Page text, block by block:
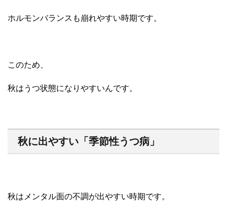
ホルモンバランスも崩れやすい時期です。
このため、
秋はうつ状態になりやすいんです。
秋に出やすい「季節性うつ病」
秋はメンタル面の不調が出やすい時期です。